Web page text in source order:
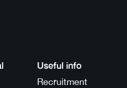
Useful info
Recruitment